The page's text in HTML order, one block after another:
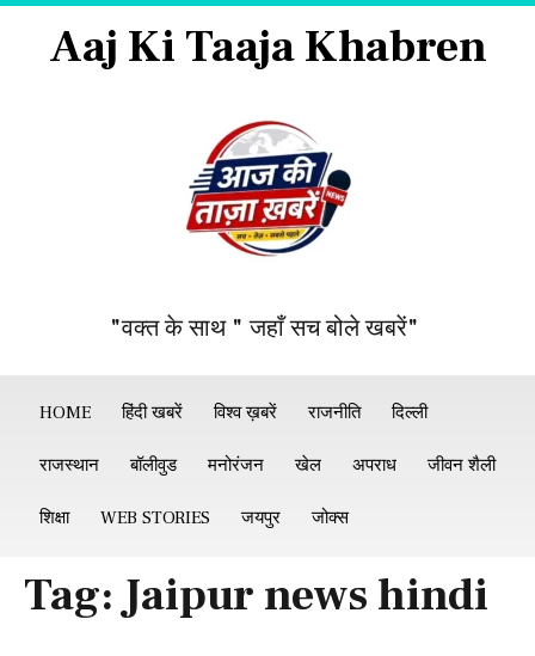
Aaj Ki Taaja Khabren
"वक्त के साथ " जहाँ सच बोले खबरें"
HOME हिंदी खबरें विश्व ख़बरें राजनीति दिल्ली
राजस्थान बॉलीवुड मनोरंजन खेल अपराध जीवन शैली
शिक्षा WEB STORIES जयपुर जोक्स
Tag:Jaipur news hindi